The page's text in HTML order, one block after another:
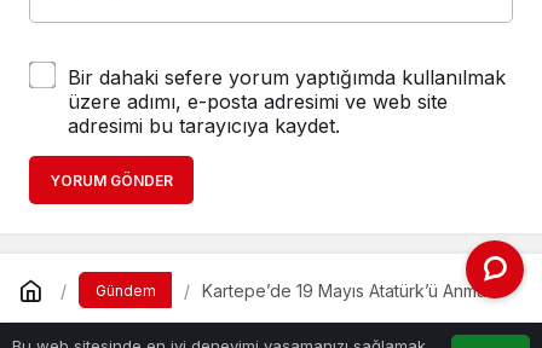
Bir dahaki sefere yorum yaptığımda kullanılmak
üzere adımı, e-posta adresimi ve web site
adresimi bu tarayıcıya kaydet.
YORUM GÖNDER
Gündem
Kartepe’de 19 Mayıs Atatürk’ü Anma